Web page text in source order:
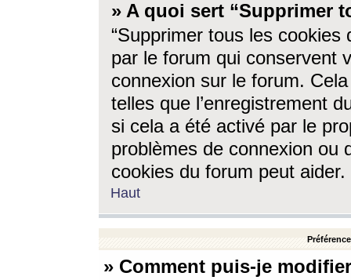
» A quoi sert “Supprimer
“Supprimer tous les cookies
par le forum qui conservent
connexion sur le forum.
telles que l’enregistrement
si cela a été activé par le
problèmes de connexion ou
cookies du forum peut aider.
Haut
» Comment puis-je